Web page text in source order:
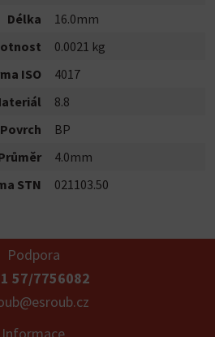
Délka
16.0mm
0.0021 kg
ISO
4017
8.8
Povrch
BP
4.0mm
STN
021103.50
Podpora
57/7756082